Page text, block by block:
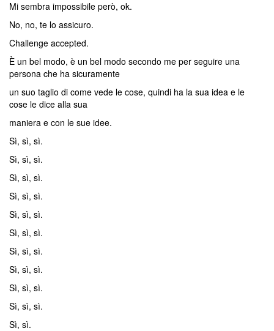
Mi sembra impossibile però, ok.
No, no, te lo assicuro.
Challenge accepted.
È un bel modo, è un bel modo secondo me per seguire una
persona che ha sicuramente
un suo taglio di come vede le cose, quindi ha la sua idea e le
cose le dice alla sua
maniera e con le sue idee.
Sì, sì, sì.
Sì, sì, sì.
Sì, sì, sì.
Sì, sì, sì.
Sì, sì, sì.
Sì, sì, sì.
Sì, sì, sì.
Sì, sì, sì.
Sì, sì, sì.
Sì, sì, sì.
Sì, sì.